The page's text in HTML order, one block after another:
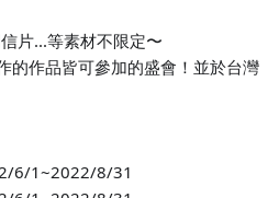
片...等素材不限定〜
的作品皆可參加的盛會！ 並於台灣
6/1~2022/8/31